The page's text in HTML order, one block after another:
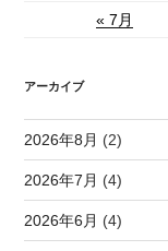
« 7月
アーカイブ
2026年8月 (2)
2026年7月 (4)
2026年6月 (4)